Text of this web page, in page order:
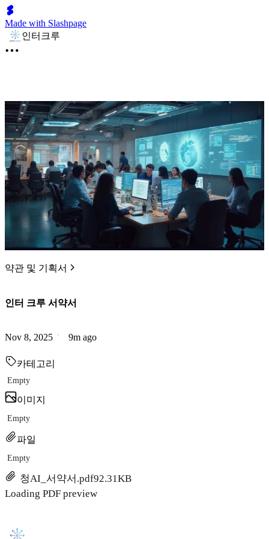
Made with Slashpage
인터크루
약관 및 기획서
인터 크루 서약서
Nov 8, 2025 9m ago
카테고리
Empty
이미지
Empty
파일
Empty
청AI_서약서.pdf92.31KB
Loading PDF preview